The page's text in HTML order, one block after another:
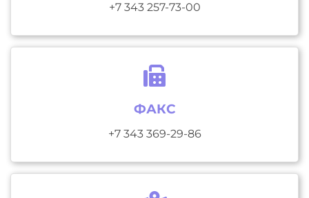
+7 343 257-73-00
ФАКС
+7 343 369-29-86